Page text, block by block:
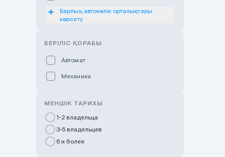
Mycar Uralsk
Haval & Tank Pavlodar
Bavaria Almaty
Mycar Shymkent
Changan Auto Nurly Zhol
Барлық автокөлік орталықтары
көрсету
БЕРІЛІС ҚОРАБЫ
Автомат
Механика
МЕНШІК ТАРИХЫ
1-2 владельца
3-5 владельцев
6 и более